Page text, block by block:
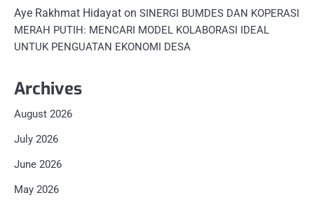
Aye Rakhmat Hidayat on SINERGI BUMDES DAN KOPERASI
MERAH PUTIH: MENCARI MODEL KOLABORASI IDEAL
UNTUK PENGUATAN EKONOMI DESA
Archives
August 2026
July 2026
June 2026
May 2026